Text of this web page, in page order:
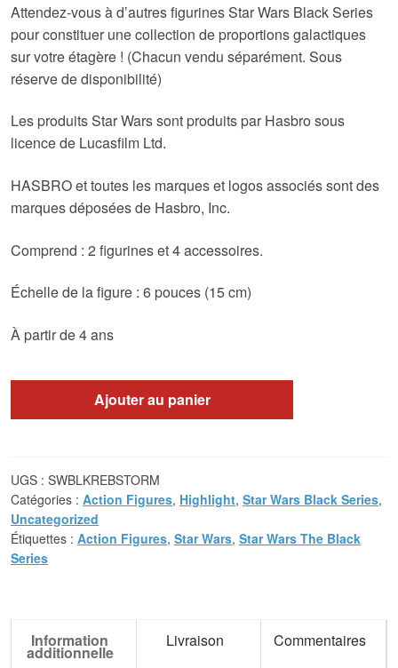
Attendez-vous à d’autres figurines Star Wars Black Series
pour constituer une collection de proportions galactiques
sur votre étagère ! (Chacun vendu séparément. Sous
réserve de disponibilité)
Les produits Star Wars sont produits par Hasbro sous
licence de Lucasfilm Ltd.
HASBRO et toutes les marques et logos associés sont des
marques déposées de Hasbro, Inc.
Comprend : 2 figurines et 4 accessoires.
Échelle de la figure : 6 pouces (15 cm)
À partir de 4 ans
Ajouter au panier
UGS : SWBLKREBSTORM
Catégories : Action Figures, Highlight, Star Wars Black Series,
Uncategorized
Étiquettes : Action Figures, Star Wars, Star Wars The Black
Series
Information
additionnelle
Livraison Commentaires